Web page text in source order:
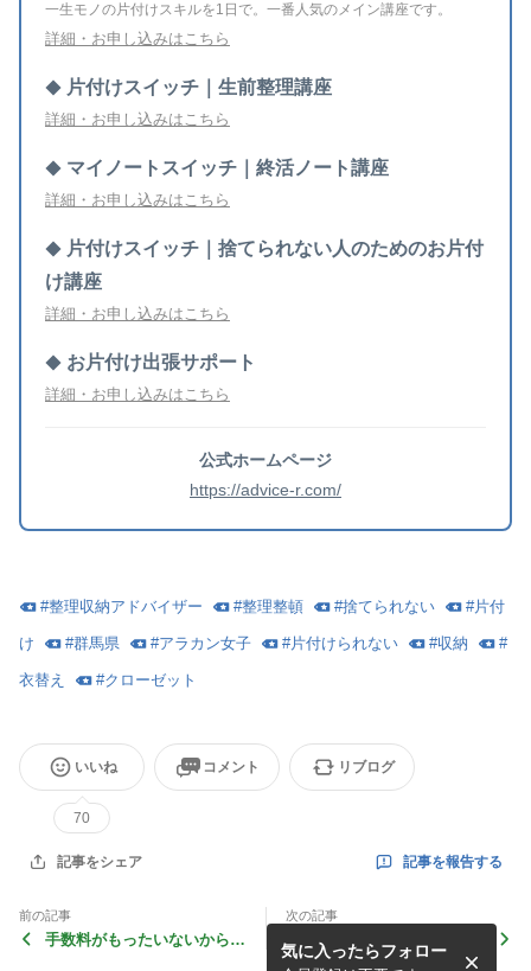
一生モノの片付けスキルを1日で。一番人気のメイン講座です。
詳細・お申し込みはこちら
◆ 片付けスイッチ｜生前整理講座
詳細・お申し込みはこちら
◆ マイノートスイッチ｜終活ノート講座
詳細・お申し込みはこちら
◆ 片付けスイッチ｜捨てられない人のためのお片付
け講座
詳細・お申し込みはこちら
◆ お片付け出張サポート
詳細・お申し込みはこちら
公式ホームページ
https://advice-r.com/
#整理収納アドバイザー #整理整頓 #捨てられない #片付
け #群馬県 #アラカン女子 #片付けられない #収納 #
衣替え #クローゼット
いいね
70
コメント リブログ
記事をシェア 記事を報告する
前の記事
手数料がもったいないから解
次の記事
83歳Ｉ子さんのお片付け｜
その大量の服は頑張って来た
気に入ったらフォロー